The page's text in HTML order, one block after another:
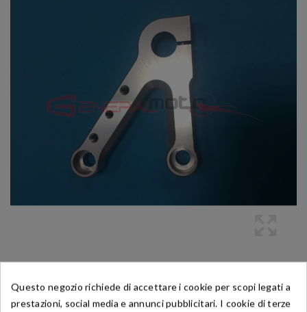
Questo negozio richiede di accettare i cookie per scopi legati a
prestazioni, social media e annunci pubblicitari. I cookie di terze